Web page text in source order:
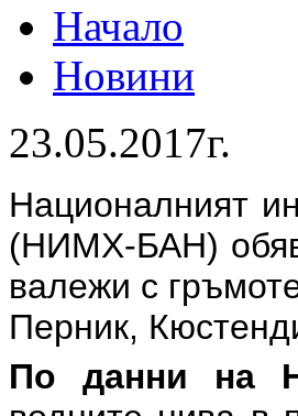
Начало
Новини
23.05.2017г.
Националният
(НИМХ-БАН)
валежи с
Перник,
По данни